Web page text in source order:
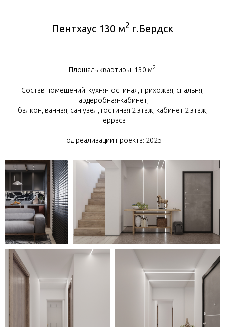
Пентхаус 130 м2 г.Бердск
Площадь квартиры: 130 м2
Состав помещений: кухня-гостиная, прихожая, спальня,
гардеробная-кабинет,
балкон, ванная, сан.узел, гостиная 2 этаж, кабинет 2 этаж,
терраса
Год реализации проекта: 2025